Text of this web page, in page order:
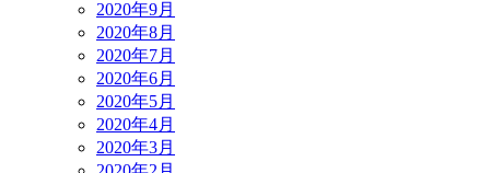
2020年9月
2020年8月
2020年7月
2020年6月
2020年5月
2020年4月
2020年3月